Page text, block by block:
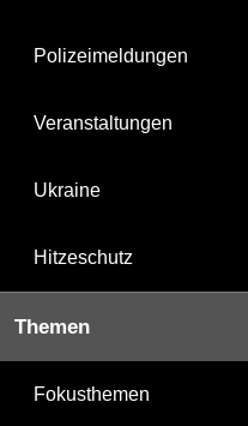
Polizeimeldungen
Veranstaltungen
Ukraine
Hitzeschutz
Themen
Fokusthemen